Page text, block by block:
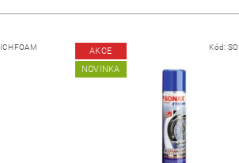
AKCE
NOVINKA
Kód: